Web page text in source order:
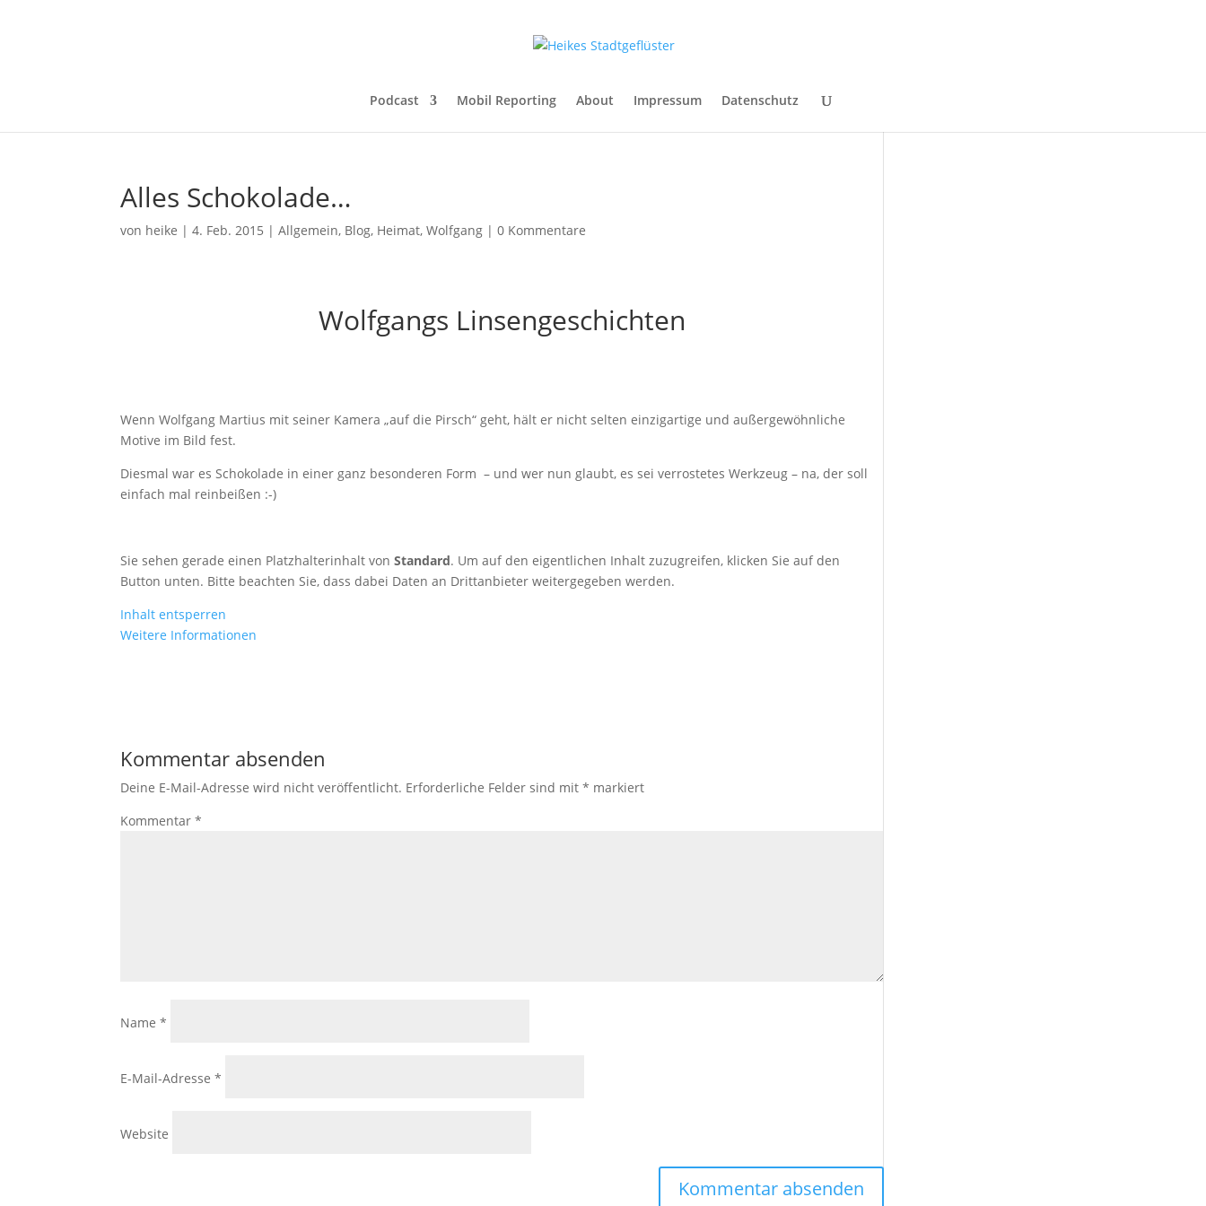
Podcast Mobil Reporting About Impressum Datenschutz
Alles Schokolade…
von heike |4. Feb. 2015 |Allgemein, Blog, Heimat,Wolfgang |0 Kommentare
Wolfgangs Linsengeschichten
Wenn Wolfgang Martius mit seiner Kamera „auf die Pirsch“ geht, hält er nicht selten einzigartige und außergewöhnliche
Motive im Bild fest.
Diesmal war es Schokolade in einer ganz besonderen Form – und wer nun glaubt, es sei verrostetes Werkzeug – na, der soll
einfach mal reinbeißen :-)
Sie sehen gerade einen Platzhalterinhalt vonStandard. Um auf den eigentlichen Inhalt zuzugreifen, klicken Sie auf den
Button unten. Bitte beachten Sie, dass dabei Daten an Drittanbieter weitergegeben werden.
Inhalt entsperren
Weitere Informationen
Kommentar absenden
Deine E-Mail-Adresse wird nicht veröffentlicht. Erforderliche Felder sind mit* markiert
Kommentar*
Name*
E-Mail-Adresse*
Website